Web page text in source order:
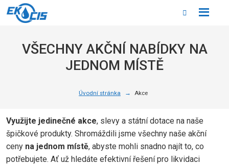
VŠECHNY AKČNÍ NABÍDKY NA
JEDNOM MÍSTĚ
Úvodní stránka Akce
Využijte jedinečné akce, slevy a státní dotace na naše
špičkové produkty. Shromáždili jsme všechny naše akční
ceny na jednom místě, abyste mohli snadno najít to, co
potřebujete. Ať už hledáte efektivní řešení pro likvidaci